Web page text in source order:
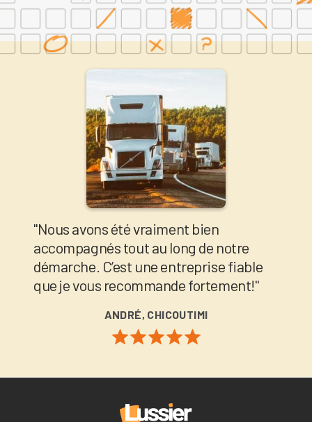
"Nous avons été vraiment bien
accompagnés tout au long de notre
démarche. C’est une entreprise fiable
que je vous recommande fortement!"
ANDRÉ, CHICOUTIMI